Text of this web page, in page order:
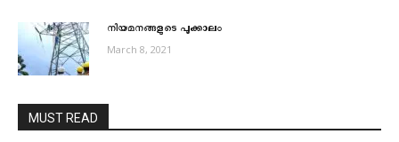
നിയമനങ്ങളുടെ പൂക്കാലം
March 8, 2021
MUST READ